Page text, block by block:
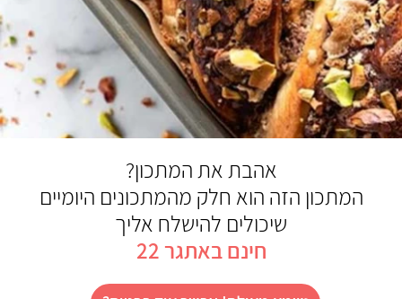
אהבת את המתכון?
המתכון הזה הוא חלק מהמתכונים היומיים
שיכולים להישלח אליך
חינם באתגר 22